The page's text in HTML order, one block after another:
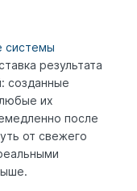
системы
результата
созданные
их
после
от свежего